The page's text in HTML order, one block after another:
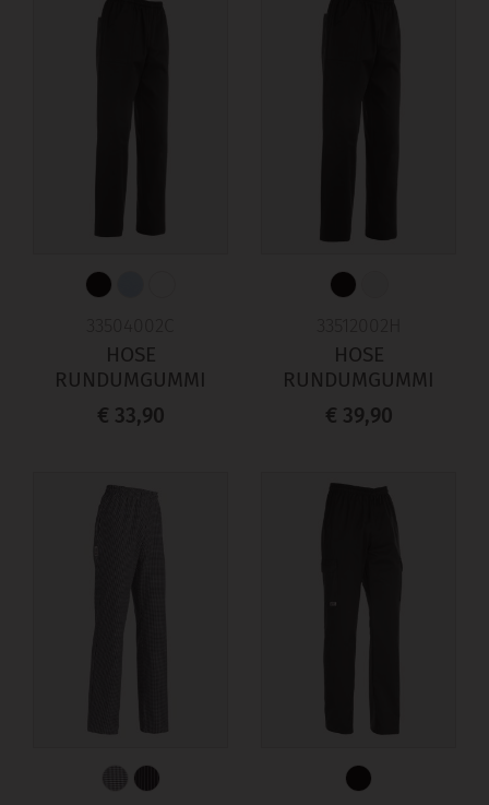
HOSE
RUNDUMGUMMI
€ 33,90
HOSE
RUNDUMGUMMI
€ 39,90